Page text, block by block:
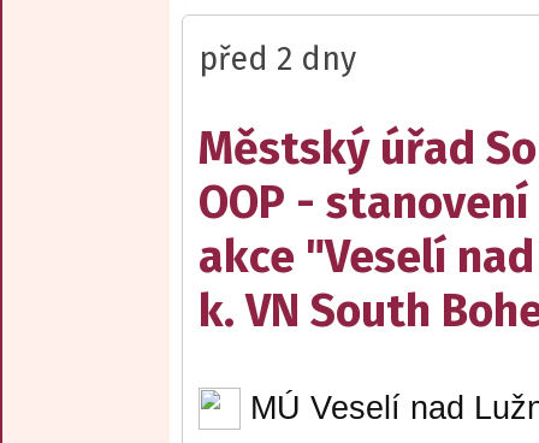
před 2 dny
Městský úřad
OOP -
akce "Veselí
k. VN South
MÚ Veselí nad